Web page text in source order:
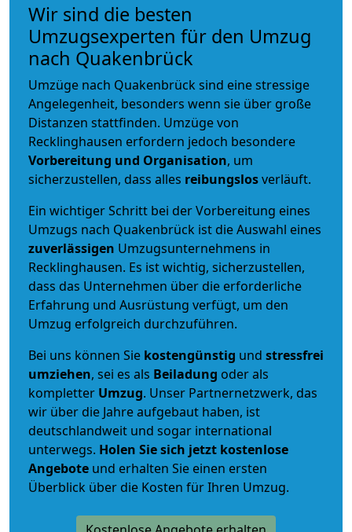
Wir sind die besten
Umzugsexperten für den Umzug
nach Quakenbrück
Umzüge nach Quakenbrück sind eine stressige
Angelegenheit, besonders wenn sie über große
Distanzen stattfinden. Umzüge von
Recklinghausen erfordern jedoch besondere
Vorbereitung und Organisation, um
sicherzustellen, dass alles reibungslosverläuft.
Ein wichtiger Schritt bei der Vorbereitung eines
Umzugs nach Quakenbrück ist die Auswahl eines
zuverlässigen Umzugsunternehmens in
Recklinghausen. Es ist wichtig, sicherzustellen,
dass das Unternehmen über die erforderliche
Erfahrung und Ausrüstung verfügt, um den
Umzug erfolgreich durchzuführen.
Bei uns können Sie kostengünstig und stressfrei
umziehen, sei es als Beiladung oder als
kompletter Umzug. Unser Partnernetzwerk, das
wir über die Jahre aufgebaut haben, ist
deutschlandweit und sogar international
unterwegs. Holen Sie sich jetzt kostenlose
Angebote und erhalten Sie einen ersten
Überblick über die Kosten für Ihren Umzug.